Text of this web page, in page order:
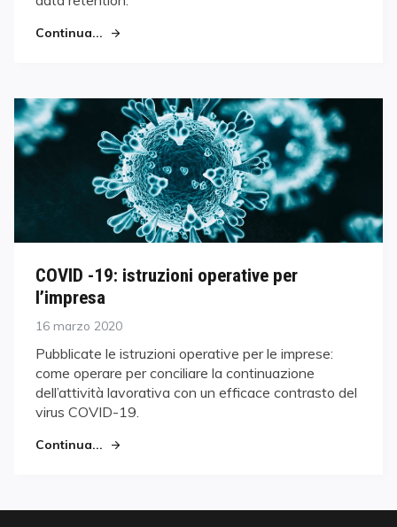
Continua...
COVID -19: istruzioni operative per
l’impresa
Posted
16 marzo 2020
Pubblicate le istruzioni operative per le imprese:
come operare per conciliare la continuazione
dell’attività lavorativa con un efficace contrasto del
virus COVID-19.
Continua...